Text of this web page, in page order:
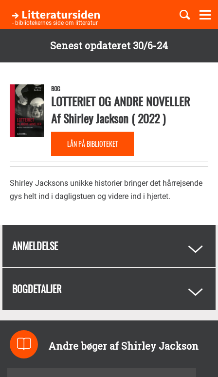
Senest opdateret 30/6-24
hovedindhold
- bibliotekernes side om litteratur
Børnebøger
Temaer
BOG
LOTTERIET OG ANDRE NOVELLER
AfShirley Jackson(2022)
LÅN PÅ BIBLIOTEKET
Shirley Jacksons unikke historier bringer det hårrejsende
gys helt ind i dagligstuen og videre ind i hjertet.
ANMELDELSE
BOGDETALJER
Andre bøger af Shirley Jackson